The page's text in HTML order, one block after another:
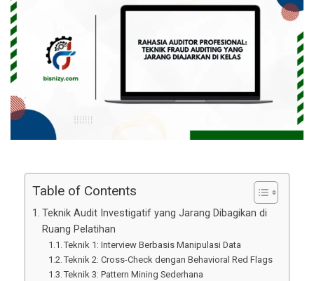
Table of Contents
Teknik Audit Investigatif yang Jarang Dibagikan di
Ruang Pelatihan
Teknik 1: Interview Berbasis Manipulasi Data
Teknik 2: Cross-Check dengan Behavioral Red Flags
Teknik 3: Pattern Mining Sederhana